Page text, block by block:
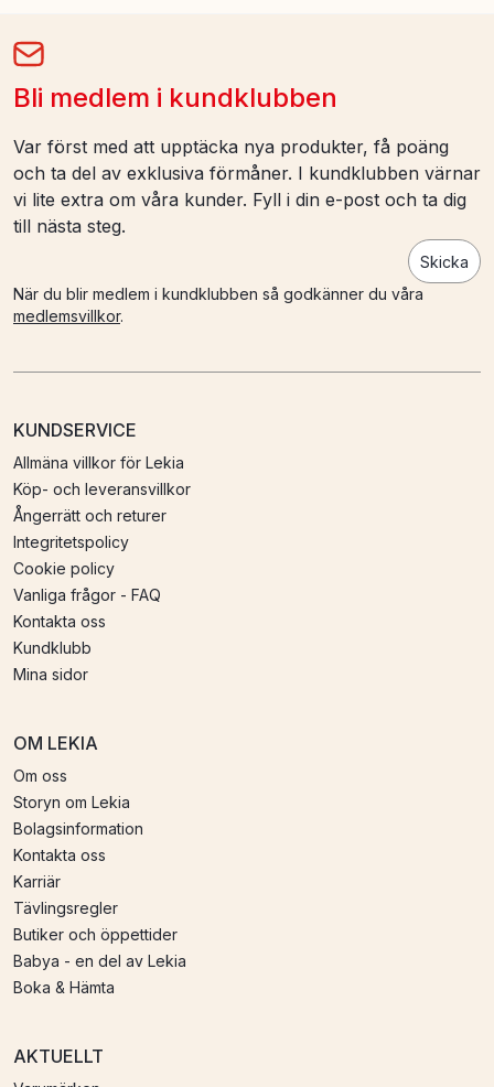
Bli medlem i kundklubben
Var först med att upptäcka nya produkter, få poäng
och ta del av exklusiva förmåner. I kundklubben värnar
vi lite extra om våra kunder. Fyll i din e-post och ta dig
till nästa steg.
Skicka
När du blir medlem i kundklubben så godkänner du våra
medlemsvillkor.
KUNDSERVICE
Allmäna villkor för Lekia
Köp- och leveransvillkor
Ångerrätt och returer
Integritetspolicy
Cookie policy
Vanliga frågor - FAQ
Kontakta oss
Kundklubb
Mina sidor
OM LEKIA
Om oss
Storyn om Lekia
Bolagsinformation
Kontakta oss
Karriär
Tävlingsregler
Butiker och öppettider
Babya - en del av Lekia
Boka & Hämta
AKTUELLT